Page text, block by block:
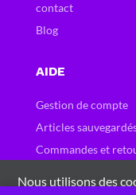
contact
Blog
AIDE
Gestion de compte
Articles
Commandes et
Nous utilisons des